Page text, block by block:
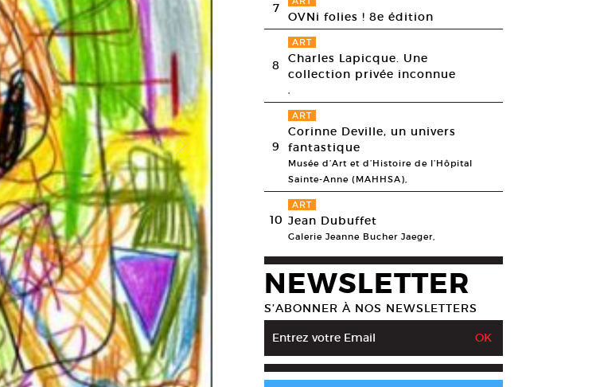
Andre Butzer, Untitled, 2009. Crayon de couleur sur papier. 29,7 x 21 cm
Courtesy galerie Xippas, © Andre Butzer
7
OVNi folies ! 8e édition
8
ART
Charles Lapicque. Une
collection privée inconnue
,
9
ART
Corinne Deville, un univers
fantastique
Musée d’Art et d’Histoire de l’Hôpital
Sainte-Anne (MAHHSA),
10
ART
Jean Dubuffet
Galerie Jeanne Bucher Jaeger,
NEWSLETTER
S’ABONNER À NOS NEWSLETTERS